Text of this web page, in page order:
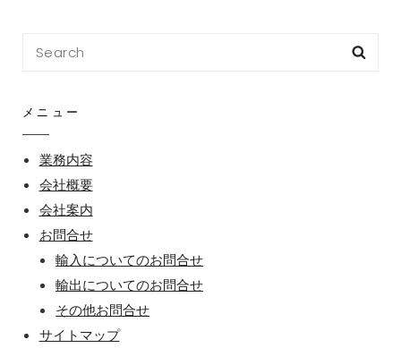
Search
メニュー
業務内容
会社概要
会社案内
お問合せ
輸入についてのお問合せ
輸出についてのお問合せ
その他お問合せ
サイトマップ